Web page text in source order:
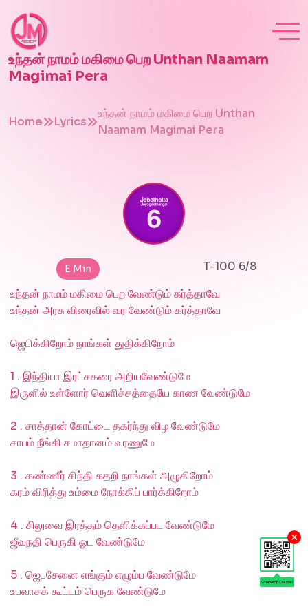
×
உந்தன் நாமம் மகிமை பெற Unthan Naamam
Magimai Pera
Home Lyrics
உந்தன் நாமம் மகிமை பெற Unthan
Naamam Magimai Pera
E Min
T-100 6/8
உந்தன் நாமம் மகிமை பெற வேண்டும் கர்த்தாவே
உந்தன் அரசு விரைவில் வர வேண்டும் கர்த்தாவே
ஜெபிக்கிறோம் நாங்கள் துதிக்கிறோம்
1 . இந்தியா இரட்சகரை அறியவேண்டுமே
இருளில் உள்ளோர் வெளிச்சத்தையே காண வேண்டுமே
2 . சாத்தான் கோட்டை தகர்ந்து விழ வேண்டுமே
சாபம் நீங்கி சமாதானம் வரணுமே
3 . கண்ணீர் சிந்தி கதறி நாங்கள் அழுகிறோம்
கரம் விரித்து உம்மை நோக்கிப் பார்க்கிறோம்
4 . சிலுவை இரத்தம் தெளிக்கப்பட வேண்டுமே
ஜீவநதி பெருகி ஓட வேண்டுமே
5 . ஜெபசேனை எங்கும் எழும்ப வேண்டுமே
உபவாசக் கூட்டம் பெருக வேண்டுமே